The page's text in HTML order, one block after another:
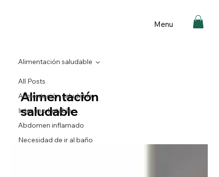
Menu
All Posts
Alimentación saludable
Intestino Irritable
Abdomen inflamado
Necesidad de ir al baño
Alimentación saludable
Alimentación
saludable